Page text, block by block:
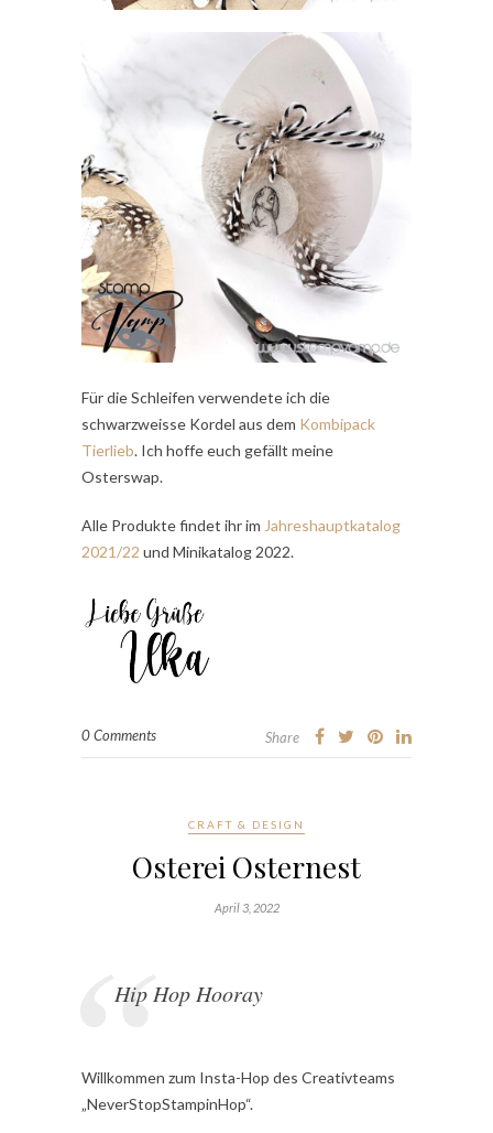
Für die Schleifen verwendete ich die
schwarzweisse Kordel aus dem Kombipack
Tierlieb. Ich hoffe euch gefällt meine
Osterswap.
Alle Produkte findet ihr im Jahreshauptkatalog
2021/22 und Minikatalog 2022.
0 Comments Share
CRAFT & DESIGN
Osterei Osternest
April 3, 2022
Hip Hop Hooray
Willkommen zum Insta-Hop des Creativteams
„NeverStopStampinHop“.